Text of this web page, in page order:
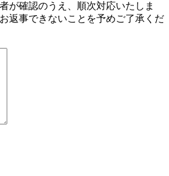
が確認のうえ、順次対応いたしま
返事できないことを予めご了承くだ